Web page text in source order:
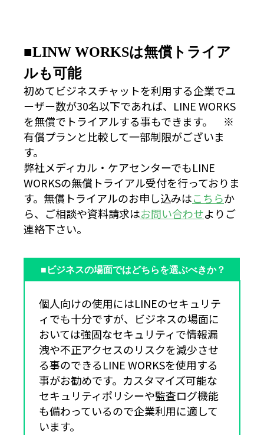
■LINW WORKSは無償トライア
ルも可能
初めてビジネスチャットを利用する企業でユ
ーザー数が30名以下であれば、LINE WORKS
を無償でトライアルする事もできます。 ※
有償プランと比較して一部制限がございま
す。
弊社メディカル・ケアセンターでもLINE
WORKSの無償トライアル受付を行っておりま
す。無償トライアルのお申し込みはこちらか
ら、ご相談や資料請求はお問い合わせよりご
連絡下さい。
■ビジネスの場面ではどちらを選ぶべきか？
個人向けの使用にはLINEのセキュリテ
ィでも十分ですが、ビジネスの場面に
おいては強固なセキュリティで情報漏
洩や不正アクセスのリスクを減少させ
る事のできるLINE WORKSを使用する
事がお勧めです。カスタマイズ可能な
セキュリティポリシーや監査ログ機能
も備わっているので企業利用に適して
います。